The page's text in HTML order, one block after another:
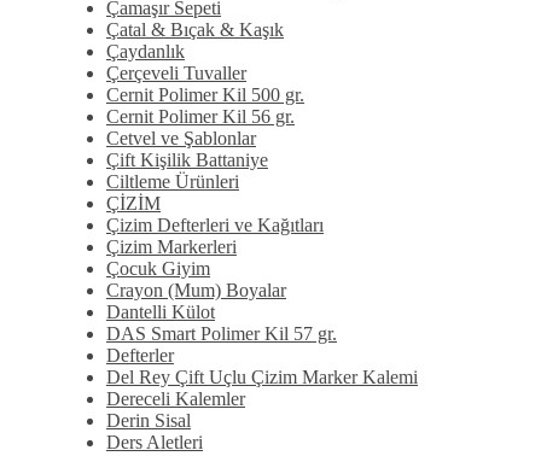
Çamaşır Sepeti
Çatal & Bıçak & Kaşık
Çaydanlık
Çerçeveli Tuvaller
Cernit Polimer Kil 500 gr.
Cernit Polimer Kil 56 gr.
Cetvel ve Şablonlar
Çift Kişilik Battaniye
Ciltleme Ürünleri
ÇİZİM
Çizim Defterleri ve Kağıtları
Çizim Markerleri
Çocuk Giyim
Crayon (Mum) Boyalar
Dantelli Külot
DAS Smart Polimer Kil 57 gr.
Defterler
Del Rey Çift Uçlu Çizim Marker Kalemi
Dereceli Kalemler
Derin Sisal
Ders Aletleri